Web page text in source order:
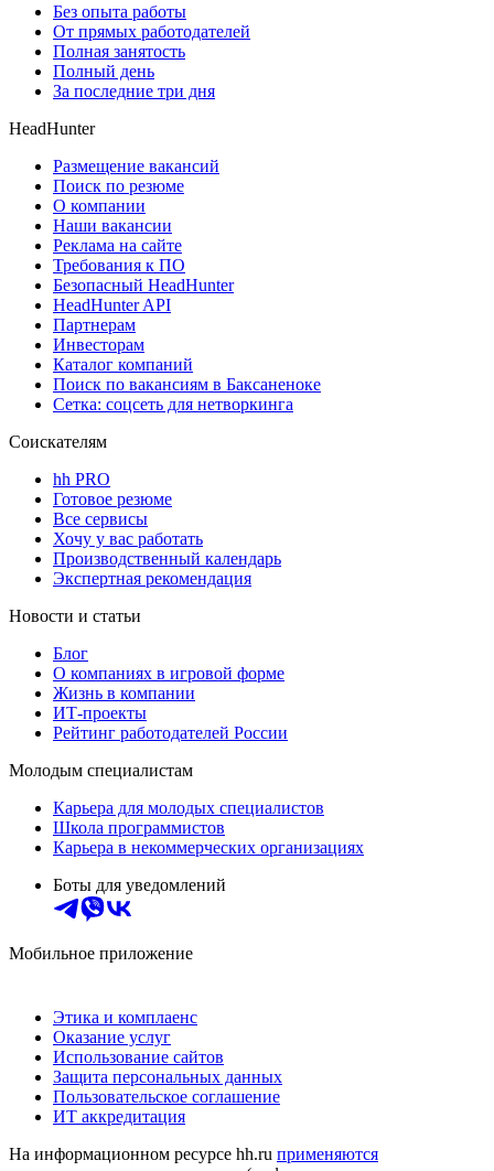
Без опыта работы
От прямых работодателей
Полная занятость
Полный день
За последние три дня
HeadHunter
Размещение вакансий
Поиск по резюме
О компании
Наши вакансии
Реклама на сайте
Требования к ПО
Безопасный HeadHunter
HeadHunter API
Партнерам
Инвесторам
Каталог компаний
Поиск по вакансиям в Баксаненоке
Сетка: соцсеть для нетворкинга
Соискателям
hh PRO
Готовое резюме
Все сервисы
Хочу у вас работать
Производственный календарь
Экспертная рекомендация
Новости и статьи
Блог
О компаниях в игровой форме
Жизнь в компании
ИТ-проекты
Рейтинг работодателей России
Молодым специалистам
Карьера для молодых специалистов
Школа программистов
Карьера в некоммерческих организациях
Боты для уведомлений
Мобильное приложение
Этика и комплаенс
Оказание услуг
Использование сайтов
Защита персональных данных
Пользовательское соглашение
ИТ аккредитация
На информационном ресурсе hh.ru применяются